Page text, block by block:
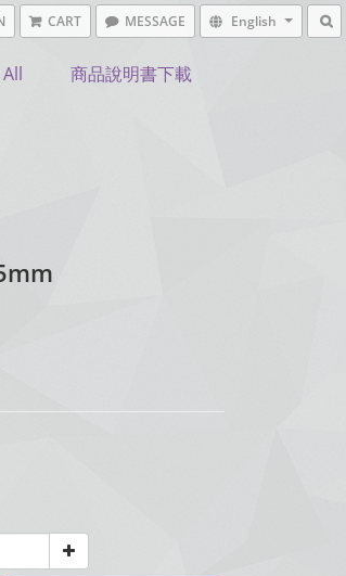
CART MESSAGE English
商品說明書下載